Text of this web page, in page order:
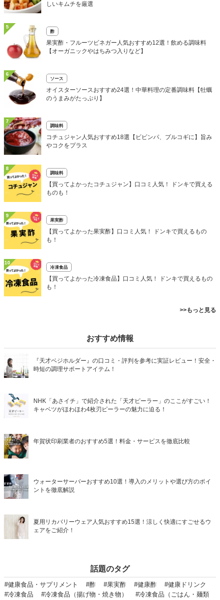
しいキムチを厳選
5
酢
果実酢・フルーツビネガー人気おすすめ12選！飲める調味料
【オーガニックやはちみつ入りなど】
6
ソース
オイスターソースおすすめ24選！中華料理の定番調味料【牡蠣
のうまみがたっぷり】
7
調味料
コチュジャン人気おすすめ18選【ビビンパ、プルコギに】旨み
やコクをプラス
8
調味料
【買ってよかったコチュジャン】口コミ人気！ ドンキで買える
ものも！
9
果実酢
【買ってよかった果実酢】口コミ人気！ ドンキで買えるもの
も！
10
冷凍食品
【買ってよかった冷凍食品】口コミ人気！ ドンキで買えるもの
も！
>>もっと見る
おすすめ情報
『天才ベジホルダー』の口コミ・評判を参考に実証レビュー！安全・
時短の調理サポートアイテム！
NHK「あさイチ」で紹介された「天才ピーラー」のここがすごい！
キャベツがほわほわ4枚刃ピーラーの魅力に迫る！
年賀状印刷業者のおすすめ5選！料金・サービスを徹底比較
ウォーターサーバーおすすめ10選！導入のメリットや選び方のポイ
ントを徹底解説
夏用リカバリーウェア人気おすすめ15選！涼しく快適にすごせるウ
ェアをご紹介！
話題のタグ
#健康食品・サプリメント #酢 #果実酢 #健康酢
#健康ドリンク
#冷凍食品
#冷凍食品（揚げ物・焼き物）
#冷凍食品（ごはん・麺類